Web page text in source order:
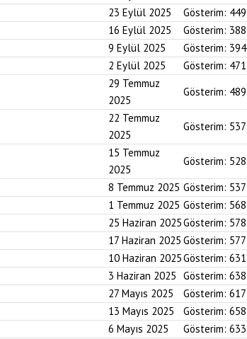
23 Eylül 2025 Gösterim: 449
16 Eylül 2025 Gösterim: 388
9 Eylül 2025 Gösterim: 394
2 Eylül 2025 Gösterim: 471
29 Temmuz
2025
Gösterim: 489
22 Temmuz
2025
Gösterim: 537
15 Temmuz
2025
Gösterim: 528
8 Temmuz 2025 Gösterim: 537
1 Temmuz 2025 Gösterim: 568
25 Haziran 2025Gösterim: 578
17 Haziran 2025 Gösterim: 577
10 Haziran 2025Gösterim: 631
3 Haziran 2025 Gösterim: 638
27 Mayıs 2025 Gösterim: 617
13 Mayıs 2025 Gösterim: 658
6 Mayıs 2025 Gösterim: 633